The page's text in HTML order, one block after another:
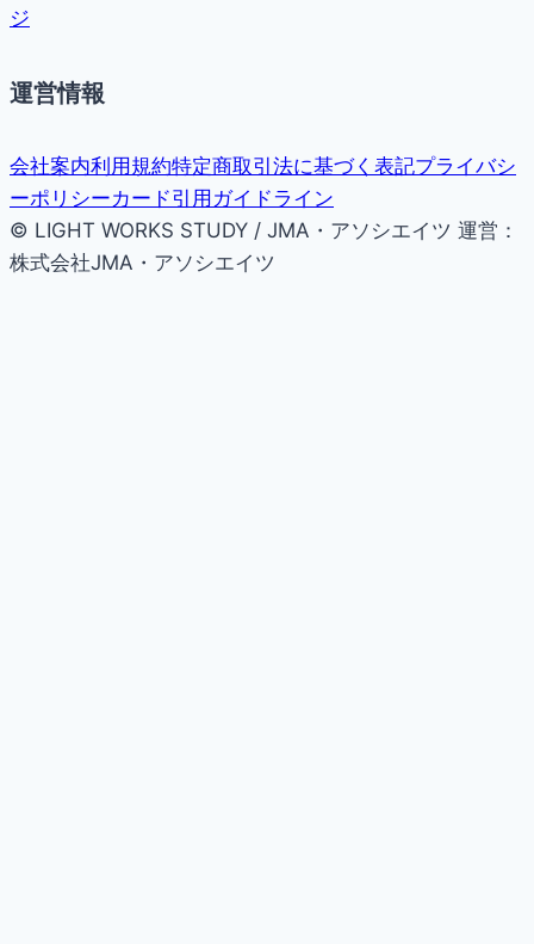
ジ
運営情報
会社案内利用規約特定商取引法に基づく表記プライバシ
ーポリシーカード引用ガイドライン
© LIGHT WORKS STUDY / JMA・アソシエイツ 運営：
株式会社JMA・アソシエイツ